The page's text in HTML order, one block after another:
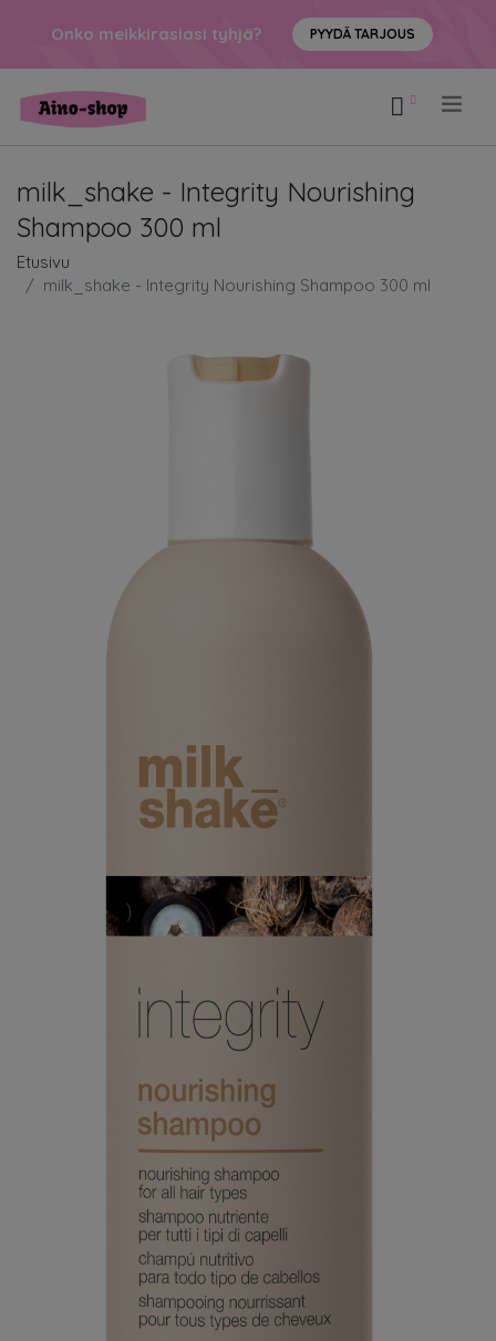
Onko meikkirasiasi tyhjä? PYYDÄ TARJOUS
milk_shake - Integrity Nourishing
Shampoo 300 ml
Etusivu
milk_shake - Integrity Nourishing Shampoo 300 ml